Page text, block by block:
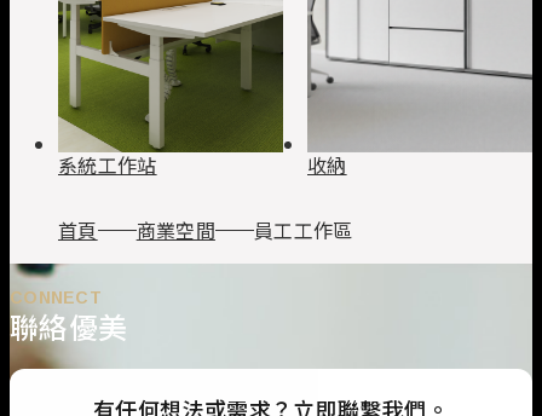
系統工作站 收納
首頁 商業空間 員工工作區
CONNECT
聯絡優美
有任何想法或需求？立即聯繫我們。